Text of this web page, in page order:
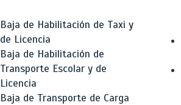
Baja de Habilitación de Taxi y
de Licencia
Baja de Habilitación de
Transporte Escolar y de
Licencia
Baja de Transporte de Carga